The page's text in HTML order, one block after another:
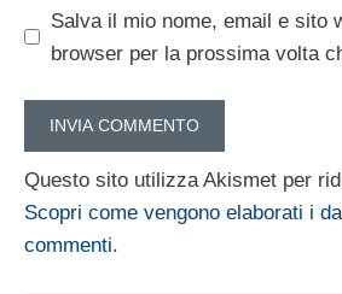
Salva il mio nome, email e sito
browser per la prossima volta
Questo sito utilizza Akismet per
Scopri come vengono elaborati i
commenti.